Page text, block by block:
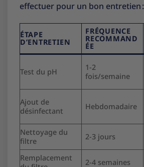
effectuer pour un bon entretien :
ÉTAPE
D’ENTRETIEN
FRÉQUENCE
RECOMMAND
ÉE
Test du pH
1-2
fois/semaine
Ajout de
désinfectant
Hebdomadaire
Nettoyage du
filtre
2-3 jours
Remplacement
2-4 semaines